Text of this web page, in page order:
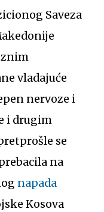
Saveza
vladajuće
nervoze i
i drugim
se
na
napada
Kosova